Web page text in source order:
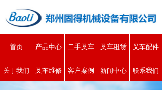
首页 产品中心 二手叉车 叉车租赁 叉车配件
关于我们 叉车维修 客户案例 新闻中心 联系我们